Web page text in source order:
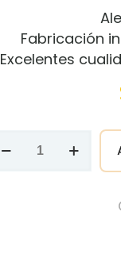
Fabricación
Excelentes